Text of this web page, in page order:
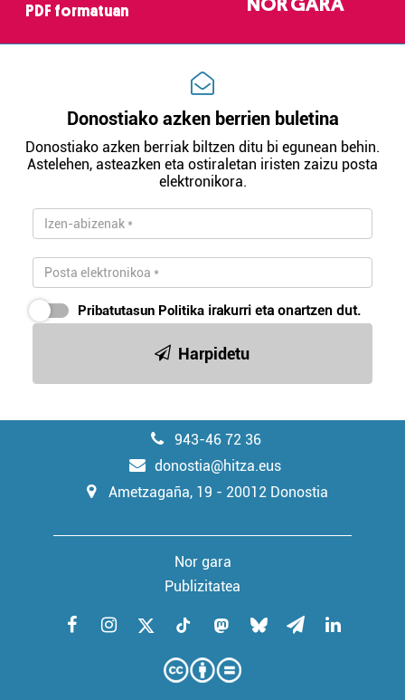
PDF formatuan
NOR GARA
Donostiako azken berrien buletina
Donostiako azken berriak biltzen ditu bi egunean behin.
Astelehen, asteazken eta ostiraletan iristen zaizu posta
elektronikora.
Pribatutasun Politika irakurri eta onartzen dut.
Harpidetu
943-46 72 36
donostia@hitza.eus
Ametzagaña, 19 - 20012 Donostia
Nor gara
Publizitatea